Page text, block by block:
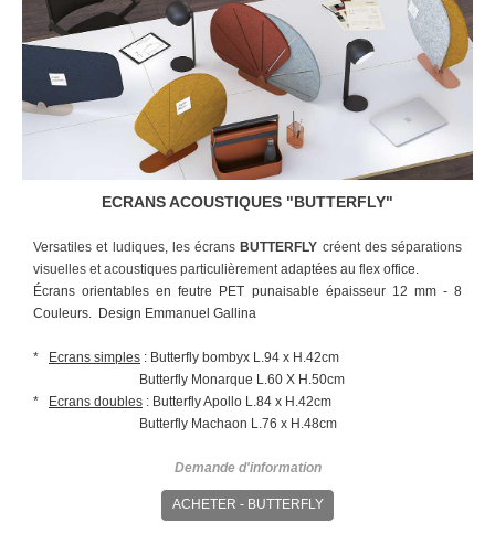
ECRANS ACOUSTIQUES "BUTTERFLY"
Versatiles et ludiques, les écransBUTTERFLY créent des séparations
visuelles et acoustiques particulièrement adaptées au flex office.
Écrans orientables en feutre PET punaisable épaisseur 12 mm - 8
Couleurs. Design Emmanuel Gallina
* Ecrans simples : Butterfly bombyx L.94 x H.42cm
Butterfly Monarque L.60 X H.50cm
* Ecrans doubles : Butterfly Apollo L.84 x H.42cm
Butterfly Machaon L.76 x H.48cm
Demande d'information
ACHETER - BUTTERFLY